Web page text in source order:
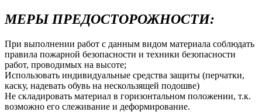
МЕРЫ ПРЕДОСТОРОЖНОСТИ:
При выполнении работ с данным видом материала соблюдать
правила пожарной безопасности и техники безопасности
работ, проводимых на высоте;
Использовать индивидуальные средства защиты (перчатки,
каску, надевать обувь на нескользящей подошве)
Не складировать материал в горизонтальном положении, т.к.
возможно его слеживание и деформирование.